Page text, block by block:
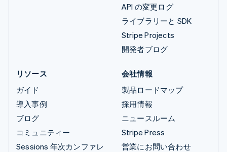
API の変更ログ
ライブラリーと SDK
Stripe Projects
開発者ブログ
リソース
ガイド
導入事例
ブログ
コミュニティー
Sessions 年次カンファレ
会社情報
製品ロードマップ
採用情報
ニュースルーム
Stripe Press
営業にお問い合わせ